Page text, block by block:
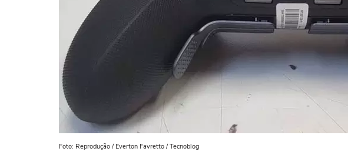
Foto: Reprodução / Everton Favretto / Tecnoblog